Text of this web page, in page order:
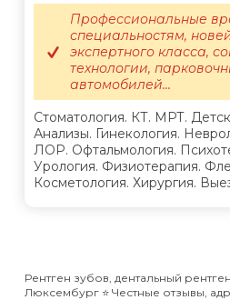
Стоматология. КТ. МРТ.
Анализы. Гинекология.
ЛОР. Офтальмология.
Урология. Физиотерапия.
Косметология. Хирургия.
Профессиональные
специальностям,
экспертного класса,
технологии,
автомобилей...
Рентген зубов, дентальный
Люксембург ⭐️ Честные отзывы,